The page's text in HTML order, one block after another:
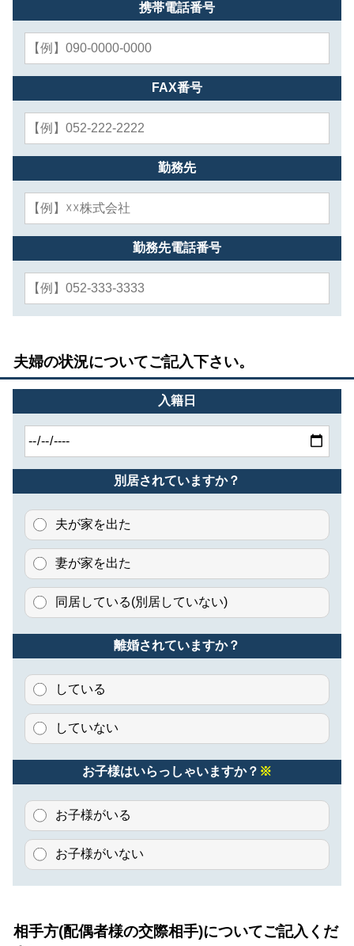
携帯電話番号
FAX番号
勤務先
勤務先電話番号
夫婦の状況についてご記入下さい。
入籍日
別居されていますか？
夫が家を出た
妻が家を出た
同居している(別居していない)
離婚されていますか？
している
していない
お子様はいらっしゃいますか？ ※
お子様がいる
お子様がいない
相手方(配偶者様の交際相手)についてご記入くだ